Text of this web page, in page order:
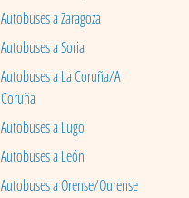
Autobuses a Zaragoza
Autobuses a Soria
Autobuses a La Coruña/A
Coruña
Autobuses a Lugo
Autobuses a León
Autobuses a Orense/Ourense